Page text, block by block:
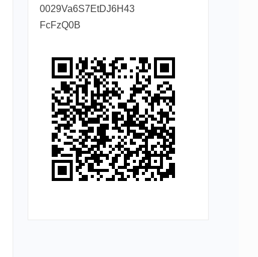
0029Va6S7EtDJ6H43
FcFzQ0B